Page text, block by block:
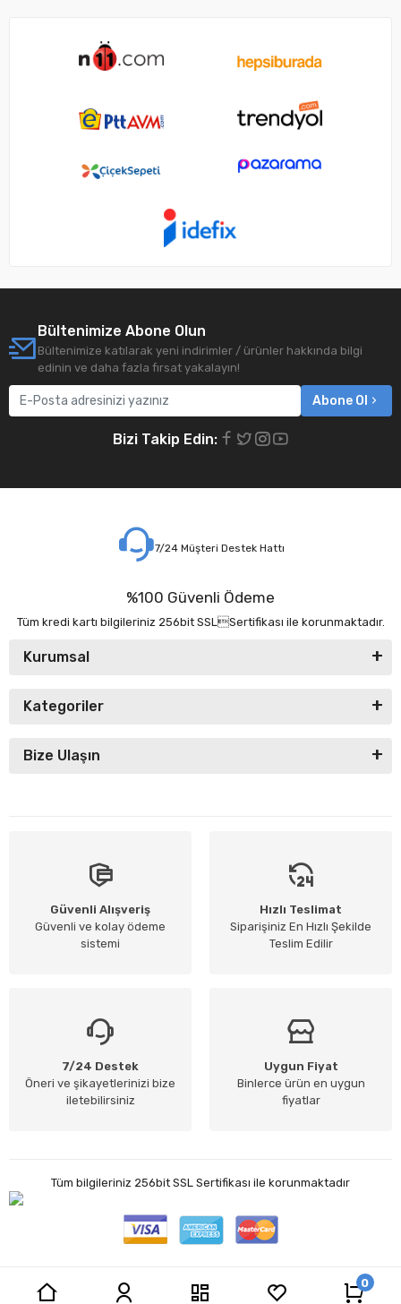
Bültenimize Abone Olun
Bültenimize katılarak yeni indirimler / ürünler hakkında bilgi
edinin ve daha fazla fırsat yakalayın!
Abone Ol
Bizi Takip Edin:
7/24 Müşteri Destek Hattı
%100 Güvenli Ödeme
Tüm kredi kartı bilgileriniz 256bit SSLSertifikası ile korunmaktadır.
Kurumsal
Kategoriler
Bize Ulaşın
Güvenli Alışveriş
Güvenli ve kolay ödeme
sistemi
Hızlı Teslimat
Siparişiniz En Hızlı Şekilde
Teslim Edilir
7/24 Destek
Öneri ve şikayetlerinizi bize
iletebilirsiniz
Uygun Fiyat
Binlerce ürün en uygun
fiyatlar
Tüm bilgileriniz 256bit SSL Sertifikası ile korunmaktadır
0